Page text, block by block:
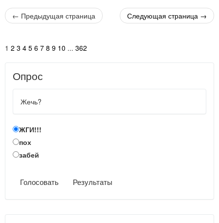
← Предыдущая страница Следующая страница →
1 2 3 4 5 6 7 8 9 10 ... 362
Опрос
Жечь?
ЖГИ!!!
пох
забей
Голосовать Результаты